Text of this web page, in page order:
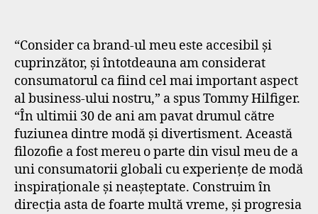
“Consider ca brand-ul meu este accesibil și
cuprinzător, şi întotdeauna am considerat
consumatorul ca fiind cel mai important aspect
al business-ului nostru,” a spus Tommy Hilfiger.
“În ultimii 30 de ani am pavat drumul către
fuziunea dintre modă și divertisment. Această
filozofie a fost mereu o parte din visul meu de a
uni consumatorii globali cu experiențe de modă
inspiraționale și neașteptate. Construim în
direcția asta de foarte multă vreme, și progresia